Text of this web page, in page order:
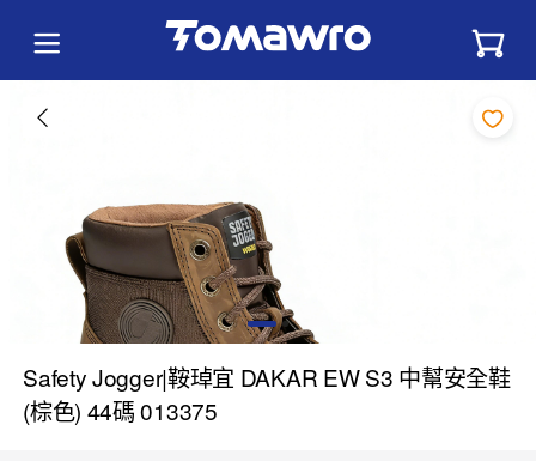
Safety Jogger|鞍琸宜 DAKAR EW S3 中幫安全鞋
(棕色) 44碼 013375